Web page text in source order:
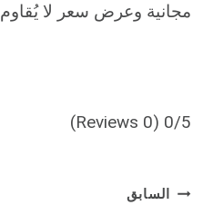
مجانية وعرض سعر لا يُقاوم
0/5
(0 Reviews)
السابق